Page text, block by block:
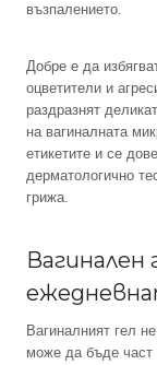
възпалението.
Добре е да
оцветители и
раздразнят
на вагиналната
етикетите и се
дерматологично
грижа.
Вагинален
Вагиналният гел
може да бъде част